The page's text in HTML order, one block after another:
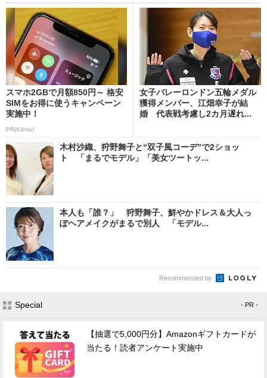
スマホ2GBで月額850円～ 格安
SIMをお得に使うキャンペーン
実施中！
PR(IIJmio)
女子バレーロンドン五輪メダル
獲得メンバー、江畑幸子が結
婚 代表戦考慮し2カ月遅れ...
木村沙織、狩野舞子と“双子風コーデ”で2ショッ
ト 「まるでモデル」「美女ツートッ...
本人も「誰？」 狩野舞子、鮮やかドレス＆大人っ
ぽヘアメイクがまるで別人 「モデル...
Recommended by
Special - PR -
【抽選で5,000円分】Amazonギフトカードが
当たる！読者アンケート実施中